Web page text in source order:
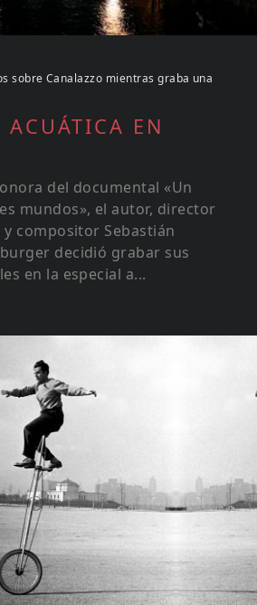
sobre Canalazzo mientras graba una
EN
del documental «Un
mundos», el autor, director
compositor Sebastián
decidió grabar sus
en la especial a...